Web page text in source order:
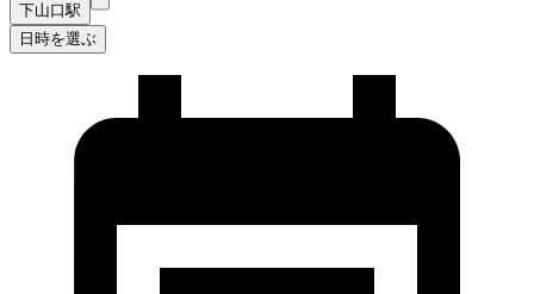
下山口駅
日時を選ぶ